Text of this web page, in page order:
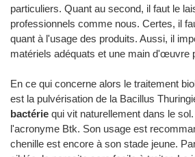
particuliers. Quant au second, il faut le
professionnels comme nous. Certes, il
quant à l'usage des produits. Aussi, il
matériels adéquats et une main d'œuvre
En ce qui concerne alors le traitement
est la pulvérisation de la Bacillus
bactérie qui vit naturellement dans le
l'acronyme Btk. Son usage est
chenille est encore à son stade jeune.